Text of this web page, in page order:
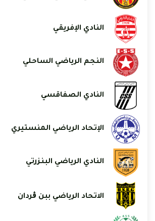
النادي الإفريقي
النجم الرياضي الساحلي
النادي الصفاقسي
الإتحاد الرياضي المنستيري
النادي الرياضي البنزرتي
الاتحاد الرياضي ببن ڨردان